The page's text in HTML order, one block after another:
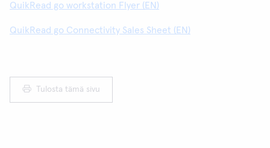
QuikRead go workstation Flyer (EN)
QuikRead go Connectivity Sales Sheet (EN)
Tulosta tämä sivu